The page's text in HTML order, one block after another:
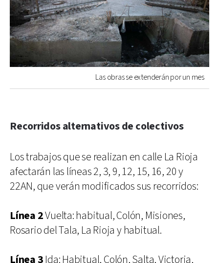
Las obras se extenderán por un mes
Recorridos alternativos de colectivos
Los trabajos que se realizan en calle La Rioja
afectarán las líneas 2, 3, 9, 12, 15, 16, 20 y
22AN, que verán modificados sus recorridos:
Línea 2Vuelta: habitual, Colón, Misiones,
Rosario del Tala, La Rioja y habitual.
Línea 3Ida: Habitual, Colón, Salta, Victoria,